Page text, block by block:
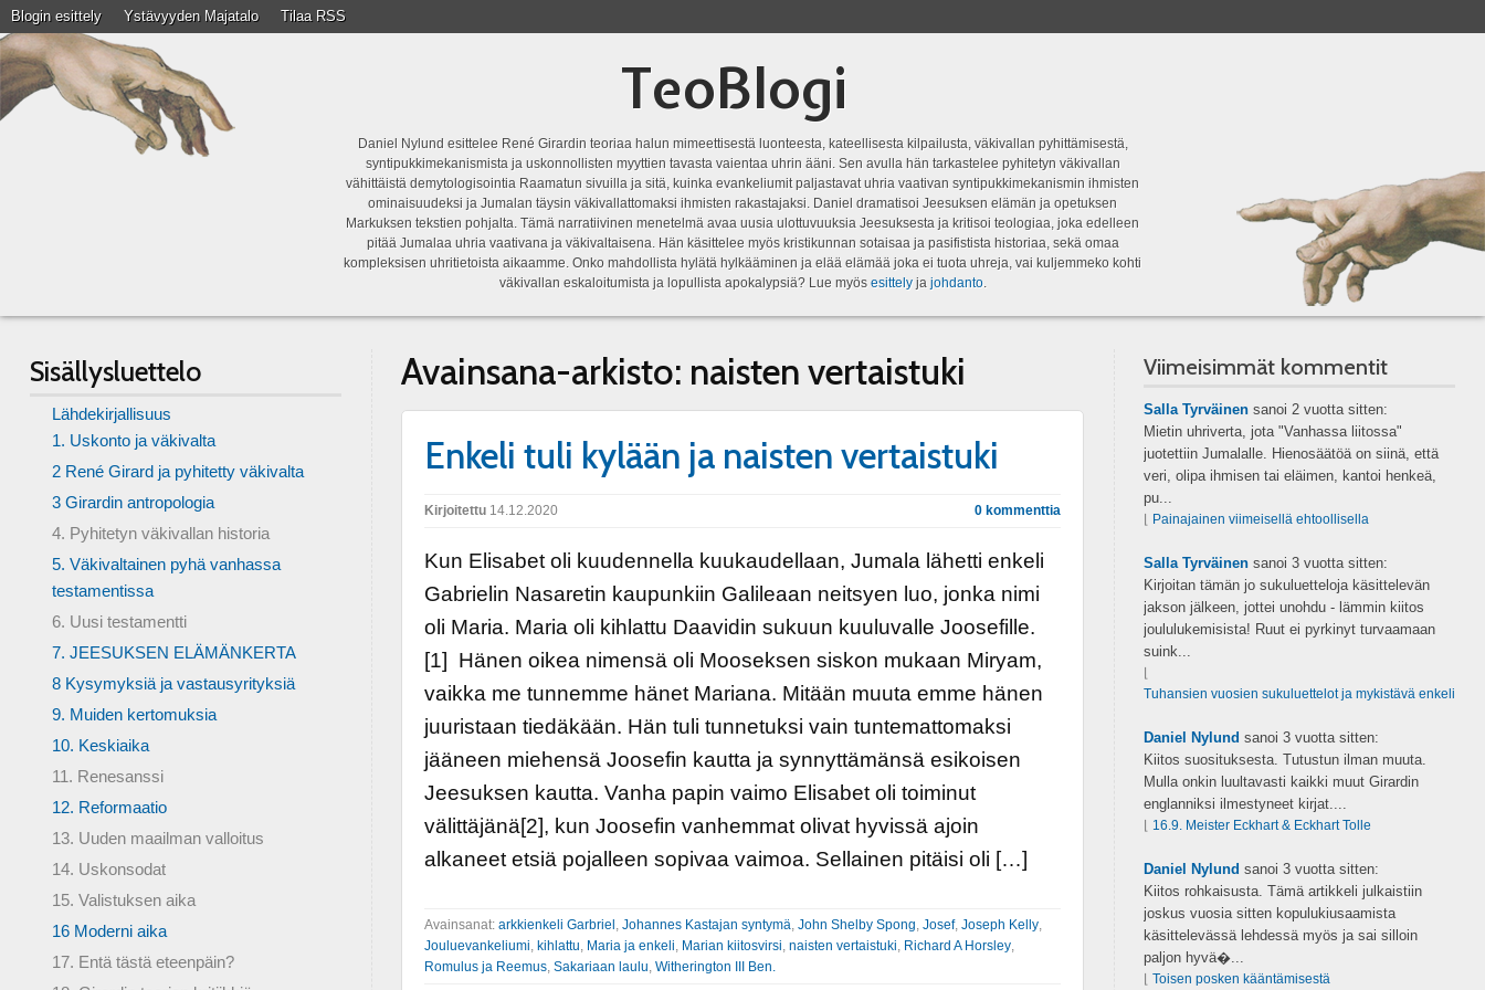
Blogin esittely Ystävyyden Majatalo Tilaa RSS
TeoBlogi
Daniel Nylund esittelee René Girardin teoriaa halun mimeettisestä luonteesta, kateellisesta kilpailusta, väkivallan pyhittämisestä,
syntipukkimekanismista ja uskonnollisten myyttien tavasta vaientaa uhrin ääni. Sen avulla hän tarkastelee pyhitetyn väkivallan
vähittäistä demytologisointia Raamatun sivuilla ja sitä, kuinka evankeliumit paljastavat uhria vaativan syntipukkimekanismin ihmisten
ominaisuudeksi ja Jumalan täysin väkivallattomaksi ihmisten rakastajaksi. Daniel dramatisoi Jeesuksen elämän ja opetuksen
Markuksen tekstien pohjalta. Tämä narratiivinen menetelmä avaa uusia ulottuvuuksia Jeesuksesta ja kritisoi teologiaa, joka edelleen
pitää Jumalaa uhria vaativana ja väkivaltaisena. Hän käsittelee myös kristikunnan sotaisaa ja pasifistista historiaa, sekä omaa
kompleksisen uhritietoista aikaamme. Onko mahdollista hylätä hylkääminen ja elää elämää joka ei tuota uhreja, vai kuljemmeko kohti
väkivallan eskaloitumista ja lopullista apokalypsiä? Lue myös esittelyja johdanto.
Avainsana-arkisto: naisten vertaistuki
Enkeli tuli kylään ja naisten vertaistuki
Kirjoitettu14.12.2020 0 kommenttia
Kun Elisabet oli kuudennella kuukaudellaan, Jumala lähetti enkeli
Gabrielin Nasaretin kaupunkiin Galileaan neitsyen luo, jonka nimi
oli Maria. Maria oli kihlattu Daavidin sukuun kuuluvalle Joosefille.
[1] Hänen oikea nimensä oli Mooseksen siskon mukaan Miryam,
vaikka me tunnemme hänet Mariana. Mitään muuta emme hänen
juuristaan tiedäkään. Hän tuli tunnetuksi vain tuntemattomaksi
jääneen miehensä Joosefin kautta ja synnyttämänsä esikoisen
Jeesuksen kautta. Vanha papin vaimo Elisabet oli toiminut
välittäjänä[2], kun Joosefin vanhemmat olivat hyvissä ajoin
alkaneet etsiä pojalleen sopivaa vaimoa. Sellainen pitäisi oli […]
Avainsanat: arkkienkeli Garbriel Johannes Kastajan syntymä John Shelby Spong Josef, Joseph Kelly,
Jouluevankeliumi kihlattu Maria ja enkeli Marian kiitosvirsi naisten vertaistuki Richard A Horsley,
Romulus ja Reemus, Sakariaan laulu Witherington III Ben.
Sisällysluettelo
Lähdekirjallisuus
1. Uskonto ja väkivalta
2 René Girard ja pyhitetty väkivalta
3 Girardin antropologia
4. Pyhitetyn väkivallan historia
5. Väkivaltainen pyhä vanhassa
testamentissa
6. Uusi testamentti
7. JEESUKSEN ELÄMÄNKERTA
8 Kysymyksiä ja vastausyrityksiä
9. Muiden kertomuksia
10. Keskiaika
11. Renesanssi
12. Reformaatio
13. Uuden maailman valloitus
14. Uskonsodat
15. Valistuksen aika
16 Moderni aika
17. Entä tästä eteenpäin?
Viimeisimmät kommentit
Salla Tyrväinensanoi 2 vuotta sitten:
Mietin uhriverta, jota "Vanhassa liitossa"
juotettiin Jumalalle. Hienosäätöä on siinä, että
veri, olipa ihmisen tai eläimen, kantoi henkeä,
pu...
Painajainen viimeisellä ehtoollisella
Salla Tyrväinensanoi 3 vuotta sitten:
Kirjoitan tämän jo sukuluetteloja käsittelevän
jakson jälkeen, jottei unohdu - lämmin kiitos
joululukemisista! Ruut ei pyrkinyt turvaamaan
suink...
Tuhansien vuosien sukuluettelot ja mykistävä enkeli
Daniel Nylund sanoi 3 vuotta sitten:
Kiitos suosituksesta. Tutustun ilman muuta.
Mulla onkin luultavasti kaikki muut Girardin
englanniksi ilmestyneet kirjat....
16.9. Meister Eckhart & Eckhart Tolle
Daniel Nylund sanoi 3 vuotta sitten:
Kiitos rohkaisusta. Tämä artikkeli julkaistiin
joskus vuosia sitten kopulukiusaamista
käsittelevässä lehdessä myös ja sai silloin
paljon hyvä�...
Toisen posken kääntämisestä